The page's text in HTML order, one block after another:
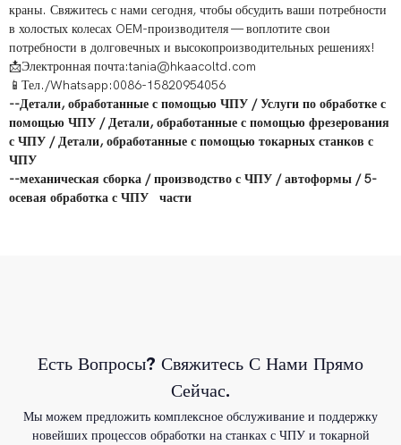
краны. Свяжитесь с нами сегодня, чтобы обсудить ваши потребности
в холостых колесах OEM-производителя — воплотите свои
потребности в долговечных и высокопроизводительных решениях!
📩Электронная почта:tania@hkaacoltd.com
📱Тел./Whatsapp:0086-15820954056
--Детали, обработанные с помощью ЧПУ / Услуги по обработке с
помощью ЧПУ / Детали, обработанные с помощью фрезерования
с ЧПУ / Детали, обработанные с помощью токарных станков с
ЧПУ
--механическая сборка / производство с ЧПУ / автоформы /5-
осевая обработка с ЧПУ
части
Есть Вопросы? Свяжитесь С Нами Прямо
Сейчас.
Мы можем предложить комплексное обслуживание и поддержку
новейших процессов обработки на станках с ЧПУ и токарной